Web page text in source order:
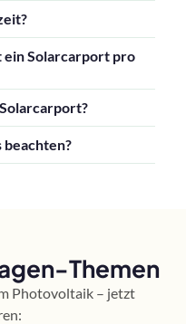
Solarcarport pro
Themen
Photovoltaik – jetzt